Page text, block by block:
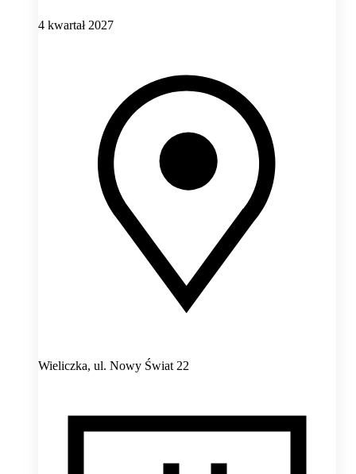
4 kwartał 2027
Wieliczka, ul. Nowy Świat 22